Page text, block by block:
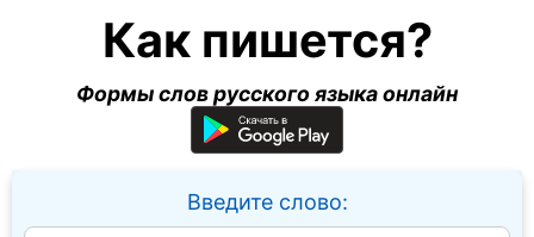
Как пишется?
Формы слов русского языка онлайн
Введите слово: